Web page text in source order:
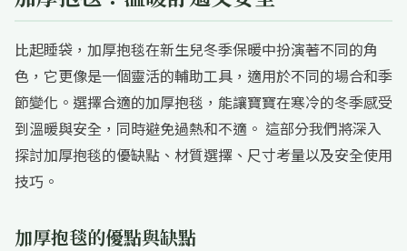
比起睡袋，加厚抱毯在新生兒冬季保暖中扮演著不同的角
色，它更像是一個靈活的輔助工具，適用於不同的場合和季
節變化。選擇合適的加厚抱毯，能讓寶寶在寒冷的冬季感受
到溫暖與安全，同時避免過熱和不適。 這部分我們將深入
探討加厚抱毯的優缺點、材質選擇、尺寸考量以及安全使用
技巧。
加厚抱毯的優點與缺點